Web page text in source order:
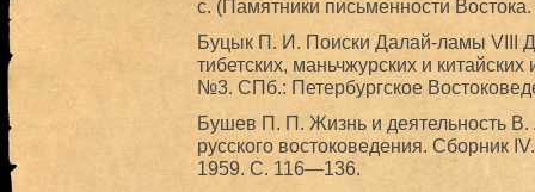
с. (Памятники письменности Востока.
Буцык П. И. Поиски Далай-ламы VIII
тибетских, маньчжурских и
№3. СПб.: Петербургское
Бушев П. П. Жизнь и деятельность В.
русского востоковедения. Сборник
1959. С. 116—136.